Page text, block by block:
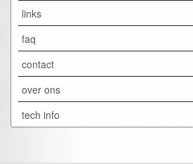
links
faq
contact
over ons
tech info